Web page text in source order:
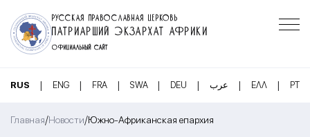
РУССКАЯ ПРАВОСЛАВНАЯ ЦЕРКОВЬ
ПАТРИАРШИЙ ЭКЗАРХАТ АФРИКИ
ОФИЦИАЛЬНЫЙ САЙТ
RUS | ENG | FRA | SWA | DEU | عرب | ΕΛΛ | PT
Главная/Новости/Южно-Африканская епархия